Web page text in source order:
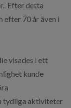
​Efter detta
efter 70 år även i
visades i ett
kunde
tydliga aktiviteter